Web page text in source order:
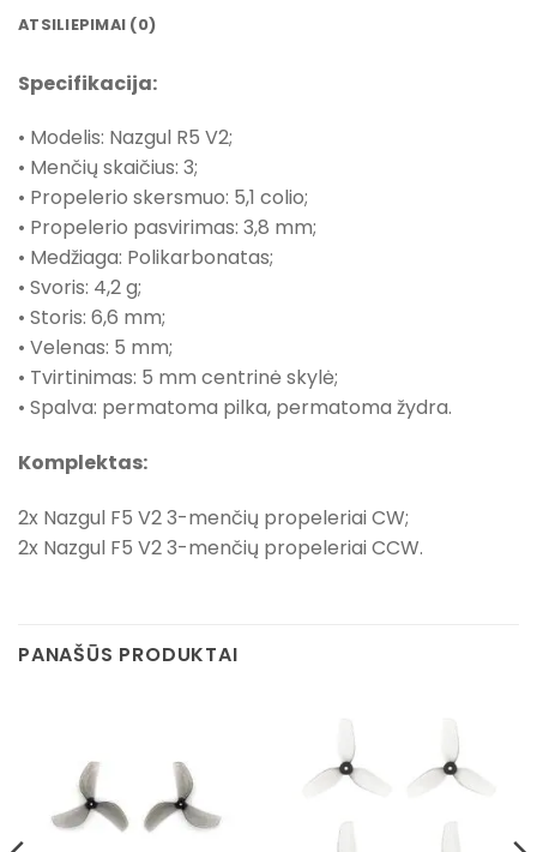
ATSILIEPIMAI (0)
Specifikacija:
• Modelis: Nazgul R5 V2;
• Menčių skaičius: 3;
• Propelerio skersmuo: 5,1 colio;
• Propelerio pasvirimas: 3,8 mm;
• Medžiaga: Polikarbonatas;
• Svoris: 4,2 g;
• Storis: 6,6 mm;
• Velenas: 5 mm;
• Tvirtinimas: 5 mm centrinė skylė;
• Spalva: permatoma pilka, permatoma žydra.
Komplektas:
2x Nazgul F5 V2 3-menčių propeleriai CW;
2x Nazgul F5 V2 3-menčių propeleriai CCW.
PANAŠŪS PRODUKTAI